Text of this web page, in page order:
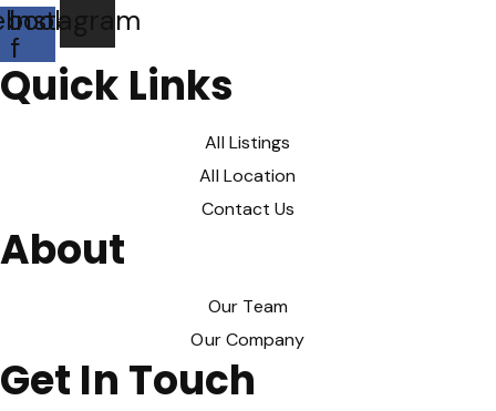
f
Instagram
Quick Links
All Listings
All Location
Contact Us
About
Our Team
Our Company
Get In Touch